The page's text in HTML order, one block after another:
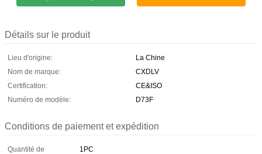
Détails sur le produit
Lieu d'origine:
La Chine
Nom de marque:
CXDLV
Certification:
CE&ISO
Numéro de modèle:
D73F
Conditions de paiement et expédition
Quantité de
1PC